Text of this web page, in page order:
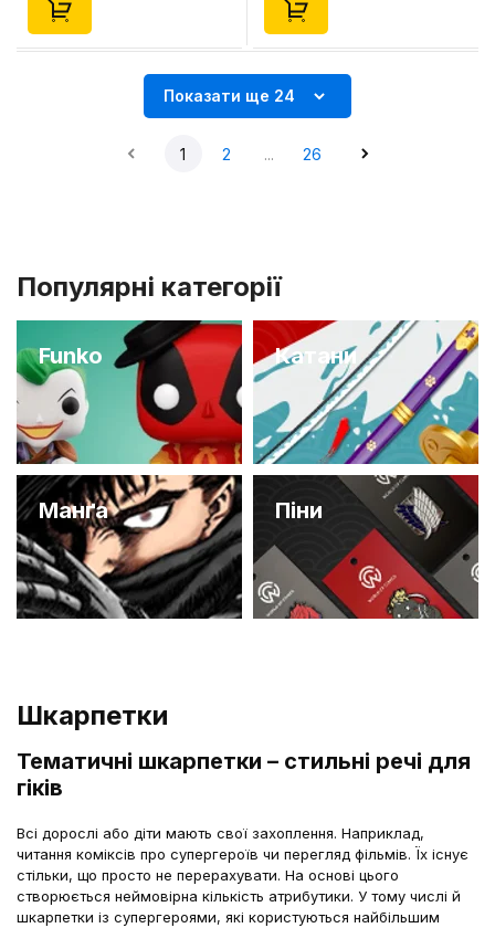
Показати ще 24
1 2 ... 26
Популярні категорії
Funko Катани
Манґа Піни
Шкарпетки
Тематичні шкарпетки – стильні речі для
гіків
Всі дорослі або діти мають свої захоплення. Наприклад,
читання коміксів про супергероїв чи перегляд фільмів. Їх існує
стільки, що просто не перерахувати. На основі цього
створюється неймовірна кількість атрибутики. У тому числі й
шкарпетки із супергероями, які користуються найбільшим